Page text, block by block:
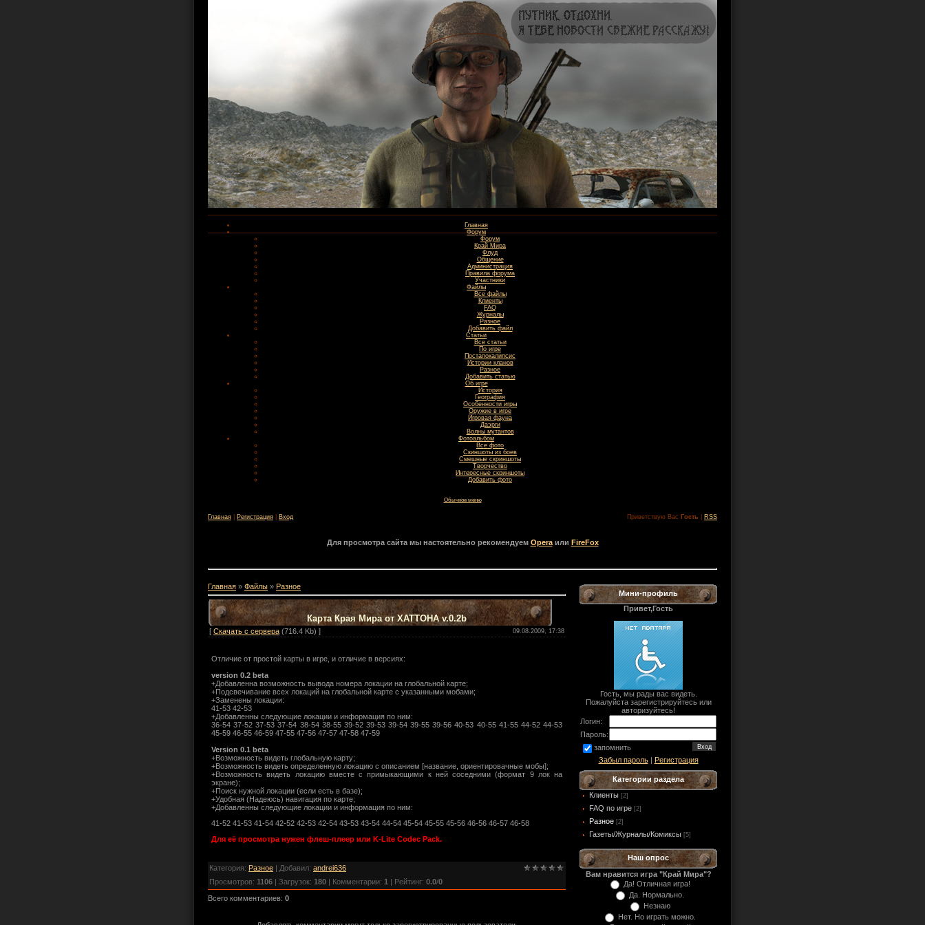
Главная
Форум
Форум
Край Мира
Флуд
Общение
Администрация
Правила форума
Участники
Файлы
Все файлы
Клиенты
FAQ
Журналы
Разное
Добавить файл
Статьи
Все статьи
По игре
Постапокалипсис
Истории кланов
Разное
Добавить статью
Об игре
История
География
Особенности игры
Оружие в игре
Игровая фауна
Даэрги
Волны мутантов
Фотоальбом
Все фото
Скиншоты из боев
Смешные скриншоты
Творчество
Интересные скриншоты
Добавить фото
Обычное меню
Главная Регистрация Вход Приветствую Вас Гость RSS
Для просмотра сайта мы настоятельно рекомендуем Operaили FireFox
Главная » Файлы » Разное
Карта Края Мира от ХАТТОНА v.0.2b
[ Скачать с сервера (716.4 Kb) ] 09.08.2009, 17:38
Отличие от простой карты в игре, и отличие в версиях:
version 0.2 beta
+Добавленна возможность вывода номера локации на глобальной карте;
+Подсвечивание всех локаций на глобальной карте с указанными мобами;
+Заменены локации:
41-53 42-53
+Добавленны следующие локации и информация по ним:
36-54 37-52 37-53 37-54 38-54 38-55 39-52 39-53 39-54 39-55 39-56 40-53 40-55 41-55 44-52 44-53
45-59 46-55 46-59 47-55 47-56 47-57 47-58 47-59
Version 0.1 beta
+Возможность видеть глобальную карту;
+Возможность видеть определенную локацию с описанием [название, ориентировачные мобы];
+Возможность видеть локацию вместе с примыкающими к ней соседними (формат 9 лок на
экране);
+Поиск нужной локации (если есть в базе);
+Удобная (Надеюсь) навигация по карте;
+Добавленны следующие локации и информация по ним:
41-52 41-53 41-54 42-52 42-53 42-54 43-53 43-54 44-54 45-54 45-55 45-56 46-56 46-57 46-58
Для её просмотра нужен флеш-плеер или K-Lite Codec Pack.
Категория: Разное Добавил: andrei636
Просмотров: 1106 Загрузок: 180 Комментарии: 1 Рейтинг: 0.0/0
Всего комментариев: 0
Мини-профиль
Привет,Гость
Гость, мы рады вас видеть.
Пожалуйста зарегистрируйтесь или
авторизуйтесь!
Логин:
Пароль:
запомнить
Забыл пароль| Регистрация
Категории раздела
Клиенты [2]
FAQ по игре [2]
Разное [2]
Газеты/Журналы/Комиксы [5]
Наш опрос
Вам нравится игра "Край Мира"?
Да! Отличная игра!
Да. Нормально.
Незнаю
Нет. Но играть можно.